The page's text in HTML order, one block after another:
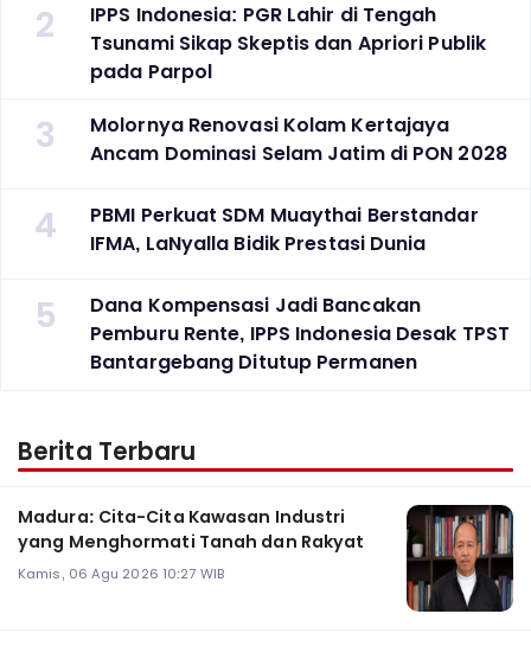
2
IPPS Indonesia: PGR Lahir di Tengah
Tsunami Sikap Skeptis dan Apriori Publik
pada Parpol
3
Molornya Renovasi Kolam Kertajaya
Ancam Dominasi Selam Jatim di PON 2028
4
PBMI Perkuat SDM Muaythai Berstandar
IFMA, LaNyalla Bidik Prestasi Dunia
5
Dana Kompensasi Jadi Bancakan
Pemburu Rente, IPPS Indonesia Desak TPST
Bantargebang Ditutup Permanen
Berita Terbaru
Madura: Cita-Cita Kawasan Industri
yang Menghormati Tanah dan Rakyat
Kamis, 06 Agu 2026 10:27 WIB